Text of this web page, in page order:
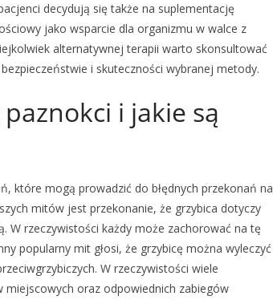
decydują się także na suplementację
jako wsparcie dla organizmu w walce z
alternatywnej terapii warto skonsultować
i skuteczności wybranej metody.
i jakie są
które mogą prowadzić do błędnych przekonań na
mitów jest przekonanie, że grzybica dotyczy
W rzeczywistości każdy może zachorować na tę
popularny mit głosi, że grzybicę można wyleczyć
W rzeczywistości wiele
oraz odpowiednich zabiegów